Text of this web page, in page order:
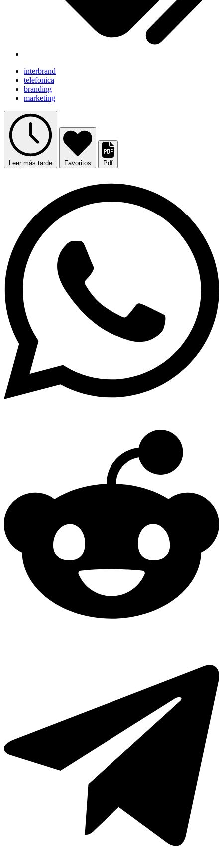
interbrand
telefonica
branding
marketing
Leer más tarde Favoritos Pdf